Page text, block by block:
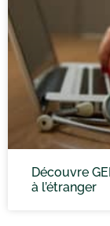
Découvre
à l’étranger